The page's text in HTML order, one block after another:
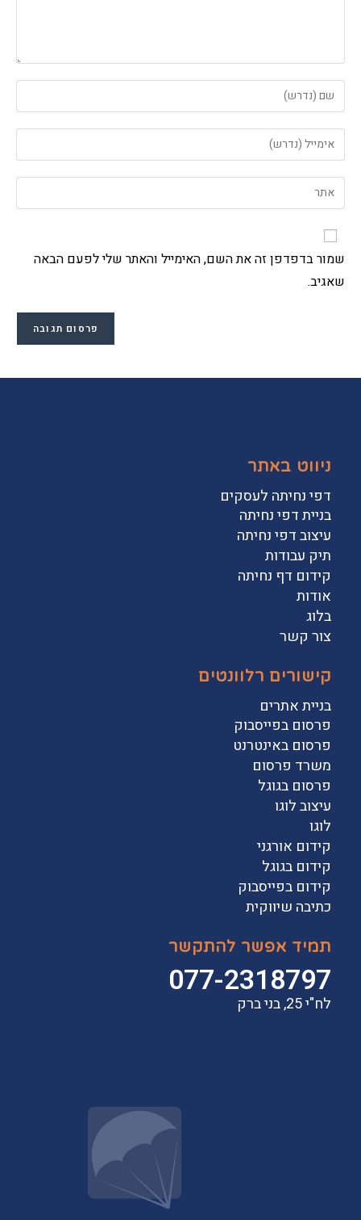
הזן
את
השם
שלך
שם
משתמש
כדי
הזן
את
כתובת
דואר
שלך
כדי
להגיב
הזן
את
כתובת
אתר
האינטרנט
שלך
שמור בדפדפן זה את השם, האימייל והאתר שלי לפעם הבאה
שאגיב.
ניווט באתר
דפי נחיתה לעסקים
בניית דפי נחיתה
עיצוב דפי נחיתה
תיק עבודות
קידום דף נחיתה
אודות
בלוג
צור קשר
קישורים רלוונטים
בניית אתרים
פרסום בפייסבוק
פרסום באינטרנט
משרד פרסום
פרסום בגוגל
עיצוב לוגו
לוגו
קידום אורגני
קידום בגוגל
קידום בפייסבוק
כתיבה שיווקית
תמיד אפשר להתקשר
077-2318797
לח"י 25, בני ברק